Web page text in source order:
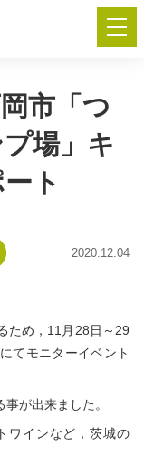
―
市「つ
場」キ
ト
2020.12.04
ため，11月28日～29
てモニターイベント
が出来ました。
ワインなど，茨城の